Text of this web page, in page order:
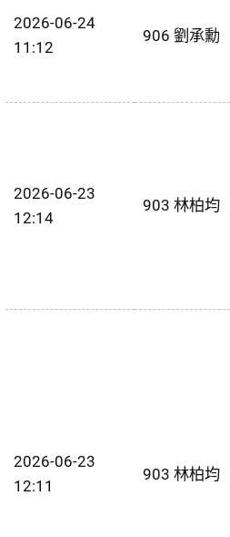
2026-06-24
11:12
906 劉承勳
2026-06-23
12:14
903 林柏均
2026-06-23
12:11
903 林柏均